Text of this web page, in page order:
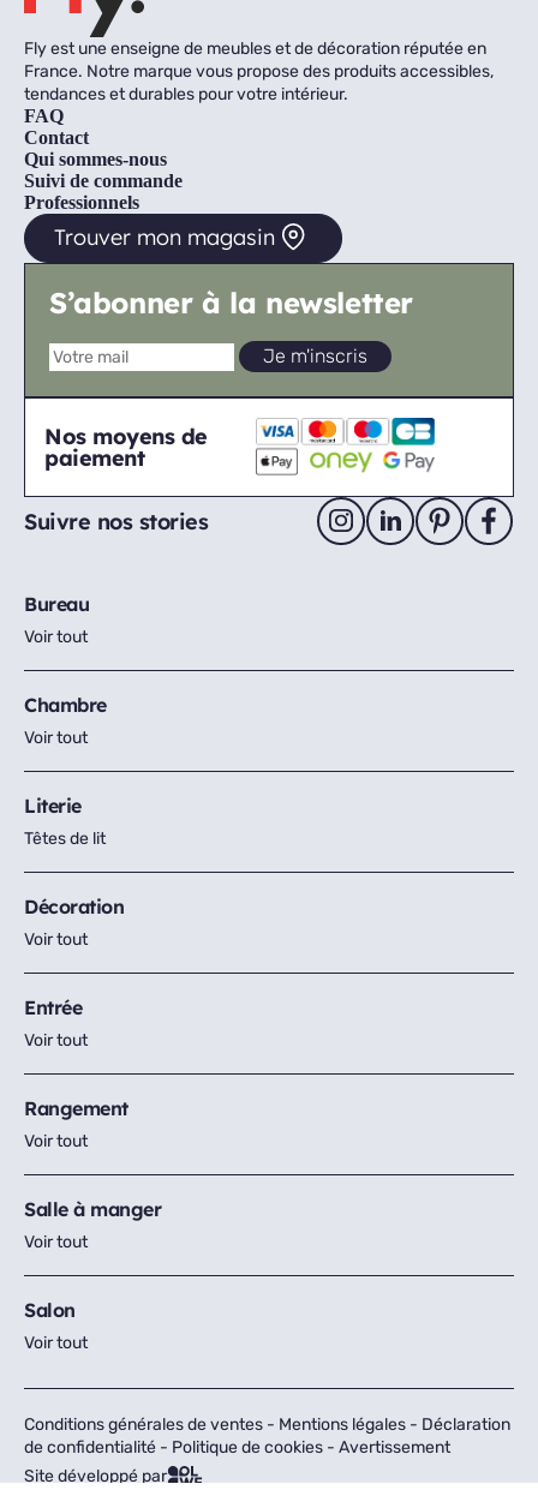
Fly est une enseigne de meubles et de décoration réputée en
France. Notre marque vous propose des produits accessibles,
tendances et durables pour votre intérieur.
FAQ
Contact
Qui sommes-nous
Suivi de commande
Professionnels
Trouver mon magasin
S’abonner à la newsletter
Nos moyens de
paiement
Suivre nos stories
Bureau
Voir tout
Chambre
Voir tout
Literie
Têtes de lit
Décoration
Voir tout
Entrée
Voir tout
Rangement
Voir tout
Salle à manger
Voir tout
Salon
Voir tout
Conditions générales de ventes - Mentions légales - Déclaration
de confidentialité - Politique de cookies - Avertissement
Site développé par